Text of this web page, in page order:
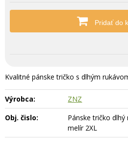
Pridať do
Kvalitné pánske tričko s dlhým
Výrobca:
ZNZ
Obj. čislo:
Pánske tričko
melír 2XL